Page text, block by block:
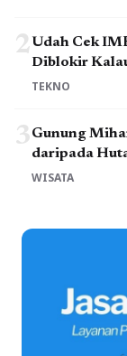
2Udah Cek
Diblokir
TEKNO
3Gunung
daripada
WISATA